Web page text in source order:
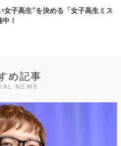
女子高生”を決める「女子高生ミス
！
め記事
NEWS